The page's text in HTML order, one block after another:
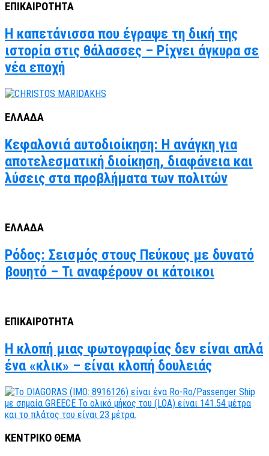
ΕΠΙΚΑΙΡΟΤΗΤΑ
Η καπετάνισσα που έγραψε τη δική της
ιστορία στις θάλασσες – Ρίχνει άγκυρα σε
νέα εποχή
ΕΛΛΑΔΑ
Κεφαλονιά αυτοδιοίκηση: Η ανάγκη για
αποτελεσματική διοίκηση, διαφάνεια και
λύσεις στα προβλήματα των πολιτών
ΕΛΛΑΔΑ
Ρόδος: Σεισμός στους Πεύκους με δυνατό
βουητό – Τι αναφέρουν οι κάτοικοι
ΕΠΙΚΑΙΡΟΤΗΤΑ
Η κλοπή μιας φωτογραφίας δεν είναι απλά
ένα «κλικ» – είναι κλοπή δουλειάς
ΚΕΝΤΡΙΚΟ ΘΕΜΑ